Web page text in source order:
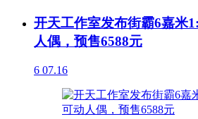
开天工作室发布街霸6嘉米
人偶，预售6588元
6 07.16